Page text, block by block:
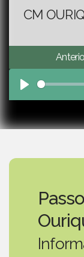
CM
Play